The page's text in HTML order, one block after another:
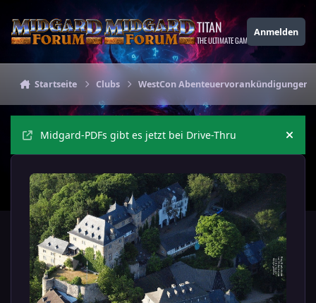
TITAN
THE ULTIMATE GAMING THEME
Anmelden
Startseite Clubs WestCon Abenteuervorankündigungen
Midgard-PDFs gibt es jetzt bei Drive-Thru